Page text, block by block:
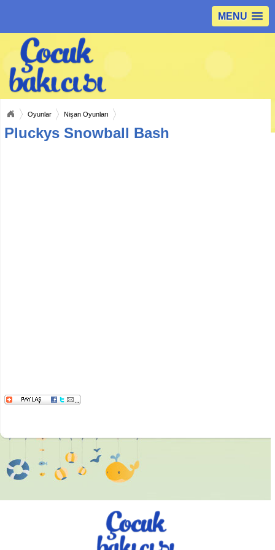
MENU
Oyunlar Nişan Oyunları
Pluckys Snowball Bash